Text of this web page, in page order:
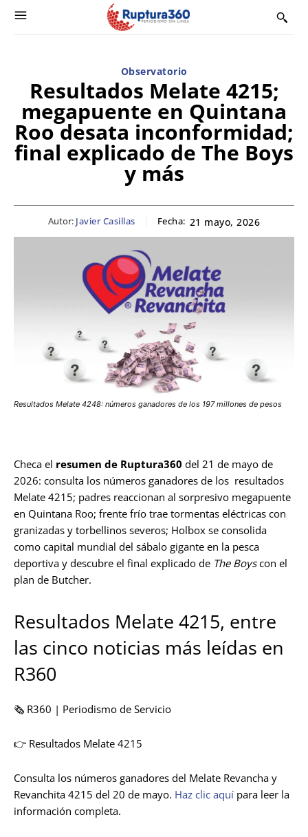
Observatorio
Resultados Melate 4215;
megapuente en Quintana
Roo desata inconformidad;
final explicado de The Boys
y más
Autor: Javier Casillas Fecha: 21 mayo, 2026
Resultados Melate 4248: números ganadores de los 197 millones de pesos
Checa el resumen de Ruptura360 del 21 de mayo de
2026: consulta los números ganadores de los resultados
Melate 4215; padres reaccionan al sorpresivo megapuente
en Quintana Roo; frente frío trae tormentas eléctricas con
granizadas y torbellinos severos; Holbox se consolida
como capital mundial del sábalo gigante en la pesca
deportiva y descubre el final explicado de The Boyscon el
plan de Butcher.
Resultados Melate 4215, entre
las cinco noticias más leídas en
R360
🗞️ R360 | Periodismo de Servicio
👉 Resultados Melate 4215
Consulta los números ganadores del Melate Revancha y
Revanchita 4215 del 20 de mayo. Haz clic aquí para leer la
información completa.